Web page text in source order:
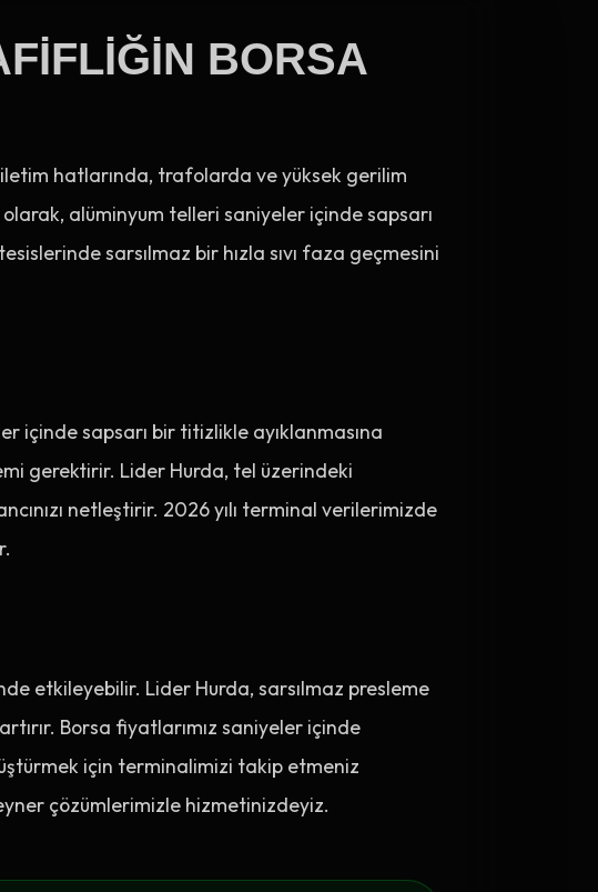
BORSA
iletim hatlarında, trafolarda ve yüksek gerilim
alüminyum telleri saniyeler içinde sapsarı
sarsılmaz bir hızla sıvı faza geçmesini
içinde sapsarı bir titizlikle ayıklanmasına
gerektirir. Lider Hurda, tel üzerindeki
netleştirir. 2026 yılı terminal verilerimizde
etkileyebilir. Lider Hurda, sarsılmaz presleme
Borsa fiyatlarımız saniyeler içinde
için terminalimizi takip etmeniz
çözümlerimizle hizmetinizdeyiz.